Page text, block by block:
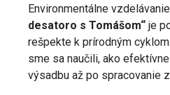
Environmentálne
desatoro s Tomášom“ je
rešpekte k prírodným
sme sa naučili, ako
výsadbu až po spracovanie